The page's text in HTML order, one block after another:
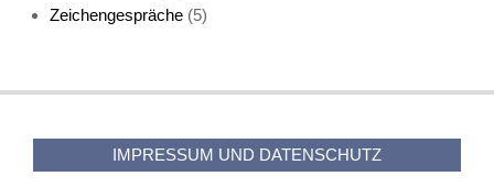
Zeichengespräche (5)
IMPRESSUM UND DATENSCHUTZ